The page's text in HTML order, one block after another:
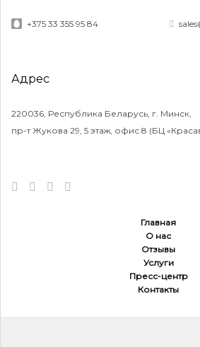
+375 33 355 95 84
Адрес
220036, Республика Беларусь, г. Минск,
пр-т Жукова 29, 5 этаж, офис 8 (БЦ
Главная
О нас
Отзывы
Услуги
Пресс-центр
Контакты